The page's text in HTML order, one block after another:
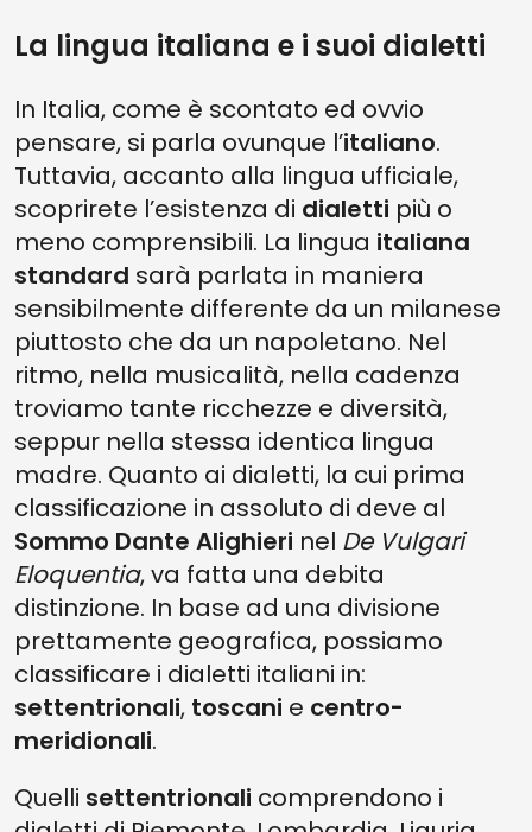
La lingua italiana e i suoi dialetti
In Italia, come è scontato ed ovvio
pensare, si parla ovunque l’italiano.
Tuttavia, accanto alla lingua ufficiale,
scoprirete l’esistenza di dialetti più o
meno comprensibili. La lingua italiana
standard sarà parlata in maniera
sensibilmente differente da un milanese
piuttosto che da un napoletano. Nel
ritmo, nella musicalità, nella cadenza
troviamo tante ricchezze e diversità,
seppur nella stessa identica lingua
madre. Quanto ai dialetti, la cui prima
classificazione in assoluto di deve al
Sommo Dante Alighieri nel De Vulgari
Eloquentia, va fatta una debita
distinzione. In base ad una divisione
prettamente geografica, possiamo
classificare i dialetti italiani in:
settentrionali, toscani e centro-
meridionali.
Quelli settentrionali comprendono i